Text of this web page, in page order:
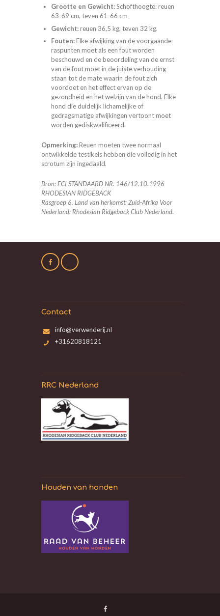
Grootte en Gewicht:Schofthoogte: reuen
63-69 cm, teven 61-66 cm
Gewicht:reuen 36,5 kg, teven 32 kg.
Fouten:Elke afwijking van de voorgaande
raspunten moet als een fout worden
beschouwd en de beoordeling van de ernst
van de fout moet in de juiste verhouding
staan tot de mate waarin de fout zich
voordoet en het effect ervan op de
gezondheid en het welzijn van de hond. Elke
hond die duidelijk lichamelijke of
gedragsmatige afwijkingen vertoont moet
worden gediskwalificeerd.
Opmerking:Reuen moeten twee normaal
ontwikkelde testikels hebben die volledig in het
scrotum zijn ingedaald.
Bron:FCI STANDAARD NR. 146/12.10.1996
RHODESIAN RIDGEBACK
Rasgroep 6. Land van herkomst: Zuid-Afrika Voor
Nederland: Rhodesian Ridgeback Club Nederland.
Contact
info@verwenderij.nl
+31620818121
RRC Nederland
Houden van honden